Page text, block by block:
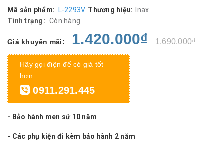
Mã sản phẩm: L-2293V Thương hiệu:
Inax
Tình trạng: Còn hàng
Giá khuyến mãi: 1.420.000₫ 1.690.000₫
Hãy gọi điện để có giá tốt
hơn
0911.291.445
- Bảo hành men sứ 10 năm
- Các phụ kiện đi kèm bảo hành 2 năm